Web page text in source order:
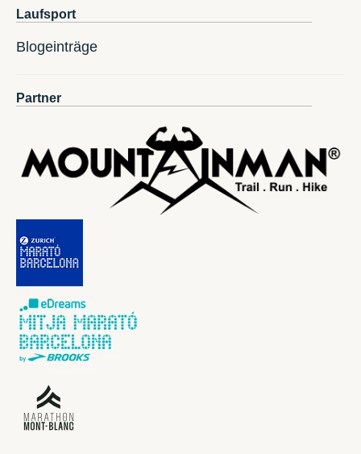
Laufsport
Blogeinträge
Partner